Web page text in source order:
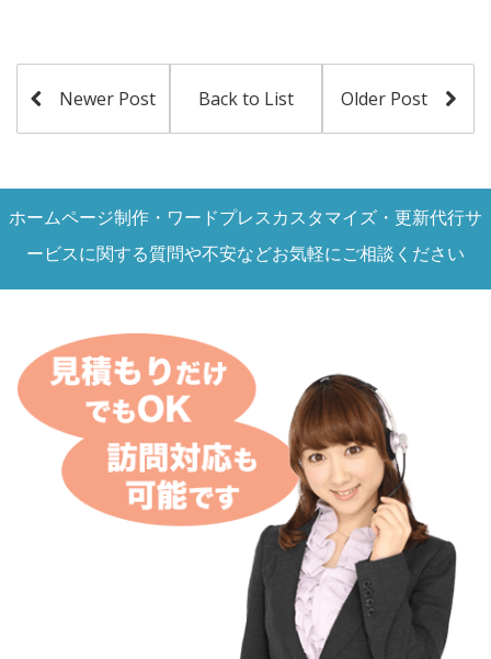
Newer Post Back to List Older Post
ホームページ制作・ワードプレスカスタマイズ・更新代行サ
ービスに関する質問や不安などお気軽にご相談ください